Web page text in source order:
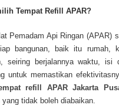
Tempat Refill APAR?
Pemadam Api Ringan (APAR)
bangunan, baik itu rumah,
seiring berjalannya waktu, isi
untuk memastikan
refill APAR Jakarta
yang tidak boleh diabaikan.